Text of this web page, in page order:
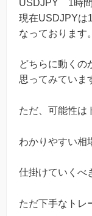
USDJPY 1時
現在USDJPYは
なっております。
どちらに動くの
思ってみていま
ただ、可能性は
わかりやすい相
仕掛けていくべ
ただ下手なトレ